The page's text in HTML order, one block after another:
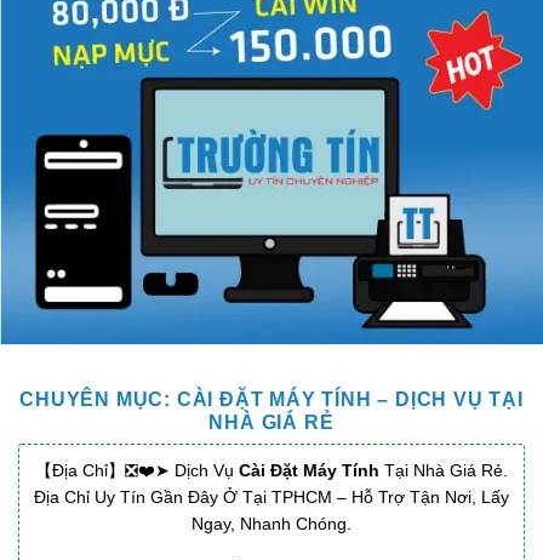
CHUYÊN MỤC: CÀI ĐẶT MÁY TÍNH – DỊCH VỤ TẠI
NHÀ GIÁ RẺ
【Địa Chỉ】❎❤️➤ Dịch Vụ Cài Đặt Máy Tính Tại Nhà Giá Rẻ.
Địa Chỉ Uy Tín Gần Đây Ở Tại TPHCM – Hỗ Trợ Tận Nơi, Lấy
Ngay, Nhanh Chóng.